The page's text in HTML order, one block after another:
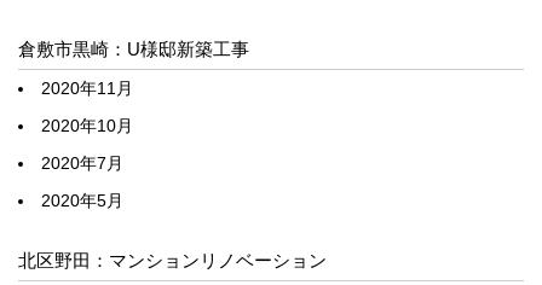
倉敷市黒崎：U様邸新築工事
2020年11月
2020年10月
2020年7月
2020年5月
北区野田：マンションリノベーション